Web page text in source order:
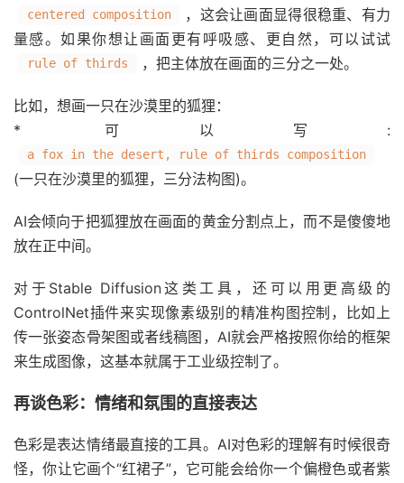
centered composition
，这会让画面显得很稳重、有力
量感。如果你想让画面更有呼吸感、更自然，可以试试
rule of thirds ，把主体放在画面的三分之一处。
比如，想画一只在沙漠里的狐狸：
* 可以写:
a fox in the desert, rule of thirds composition
(一只在沙漠里的狐狸，三分法构图)。
AI会倾向于把狐狸放在画面的黄金分割点上，而不是傻傻地
放在正中间。
对于Stable Diffusion这类工具，还可以用更高级的
ControlNet插件来实现像素级别的精准构图控制，比如上
传一张姿态骨架图或者线稿图，AI就会严格按照你给的框架
来生成图像，这基本就属于工业级控制了。
再谈色彩：情绪和氛围的直接表达
色彩是表达情绪最直接的工具。AI对色彩的理解有时候很奇
怪，你让它画个“红裙子”，它可能会给你一个偏橙色或者紫